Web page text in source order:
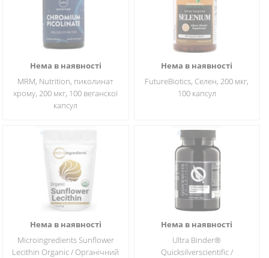
Нема в наявності
MRM, Nutrition, пиколинат
хрому, 200 мкг, 100 веганскої
капсул
Нема в наявності
FutureBiotics, Селен, 200 мкг,
100 капсул
Нема в наявності
Microingredients Sunflower
Lecithin Organic / Органічний
Нема в наявності
Ultra Binder®
Quicksilverscientific /